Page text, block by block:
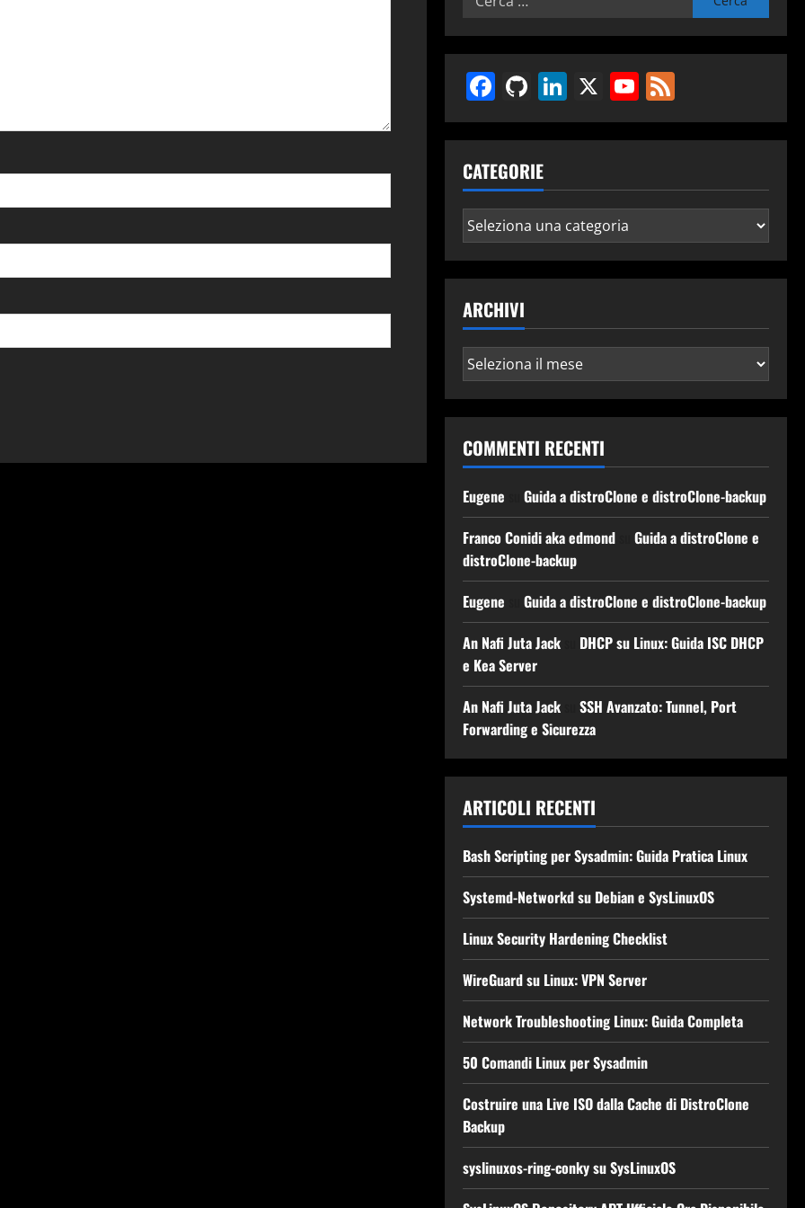
Facebook
GitHub
LinkedIn
X YouTube
Feed
CATEGORIE
Categorie
ARCHIVI
Archivi
COMMENTI RECENTI
Eugene
Guida a distroClone e distroClone-backup
Franco Conidi aka edmondsu Guida a distroClone e
distroClone-backup
Eugene
Guida a distroClone e distroClone-backup
An Nafi Juta Jacksu DHCP su Linux: Guida ISC DHCP
e Kea Server
An Nafi Juta Jacksu SSH Avanzato: Tunnel, Port
Forwarding e Sicurezza
ARTICOLI RECENTI
Bash Scripting per Sysadmin: Guida Pratica Linux
Systemd-Networkd su Debian e SysLinuxOS
Linux Security Hardening Checklist
WireGuard su Linux: VPN Server
Network Troubleshooting Linux: Guida Completa
50 Comandi Linux per Sysadmin
Costruire una Live ISO dalla Cache di DistroClone
Backup
syslinuxos-ring-conky su SysLinuxOS